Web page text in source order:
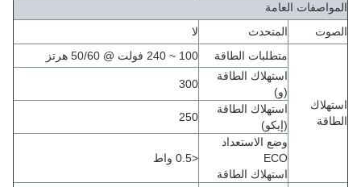
المواصفات العامة
الصوت
المتحدث لا
استهلاك
الطاقة
متطلبات الطاقة
100 ~ 240 فولت @ 50/60 هرتز
استهلاك الطاقة
(و)
300
استهلاك الطاقة
(إيكو)
250
وضع الاستعداد
ECO
استهلاك الطاقة
<0.5 واط